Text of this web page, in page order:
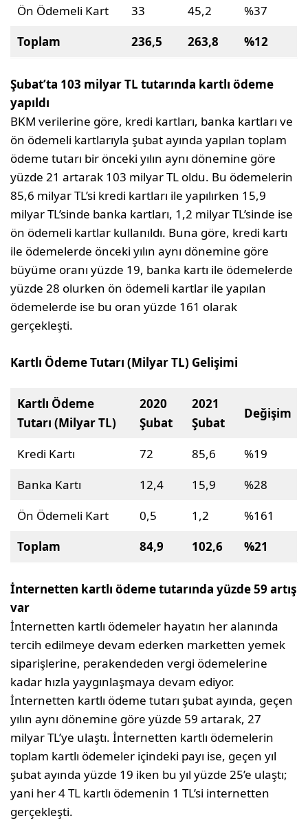
Ön Ödemeli Kart
33 45,2
%37
Toplam
236,5 263,8 %12
Şubat’ta 103 milyar TL tutarında kartlı ödeme
yapıldı
BKM verilerine göre, kredi kartları, banka kartları ve
ön ödemeli kartlarıyla şubat ayında yapılan toplam
ödeme tutarı bir önceki yılın aynı dönemine göre
yüzde 21 artarak 103 milyar TL oldu. Bu ödemelerin
85,6 milyar TL’si kredi kartları ile yapılırken 15,9
milyar TL’sinde banka kartları, 1,2 milyar TL’sinde ise
ön ödemeli kartlar kullanıldı. Buna göre, kredi kartı
ile ödemelerde önceki yılın aynı dönemine göre
büyüme oranı yüzde 19, banka kartı ile ödemelerde
yüzde 28 olurken ön ödemeli kartlar ile yapılan
ödemelerde ise bu oran yüzde 161 olarak
gerçekleşti.
Kartlı Ödeme Tutarı (Milyar TL) Gelişimi
Kartlı Ödeme
Tutarı (Milyar TL)
2020
Şubat
2021
Şubat
Değişim
Kredi Kartı 72 85,6
%19
Banka Kartı
12,4 15,9
%28
Ön Ödemeli Kart
0,5 1,2
%161
Toplam
84,9 102,6 %21
İnternetten kartlı ödeme tutarında yüzde 59 artış
var
İnternetten kartlı ödemeler hayatın her alanında
tercih edilmeye devam ederken marketten yemek
siparişlerine, perakendeden vergi ödemelerine
kadar hızla yaygınlaşmaya devam ediyor.
İnternetten kartlı ödeme tutarı şubat ayında, geçen
yılın aynı dönemine göre yüzde 59 artarak, 27
milyar TL’ye ulaştı. İnternetten kartlı ödemelerin
toplam kartlı ödemeler içindeki payı ise, geçen yıl
şubat ayında yüzde 19 iken bu yıl yüzde 25’e ulaştı;
yani her 4 TL kartlı ödemenin 1 TL’si internetten
gerçekleşti.